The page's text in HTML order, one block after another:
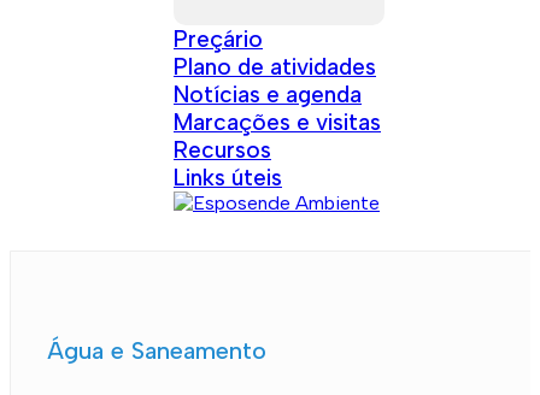
Preçário
Plano de atividades
Notícias e agenda
Marcações e visitas
Recursos
Links úteis
Água e Saneamento